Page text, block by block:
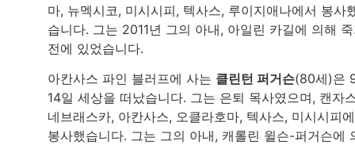
마, 뉴멕시코, 미시시피, 텍사스, 루이지애나에서 봉사
습니다. 그는 2011년 그의 아내, 아일린 카길에 의해
전에 있었습니다.
아칸사스 파인 블러프에 사는 클린턴 퍼거슨(80세)은
14일 세상을 떠났습니다. 그는 은퇴 목사였으며, 캔자
네브래스카, 아칸사스, 오클라호마, 텍사스, 미시시피
봉사했습니다. 그는 그의 아내, 캐롤린 윌슨-퍼거슨에